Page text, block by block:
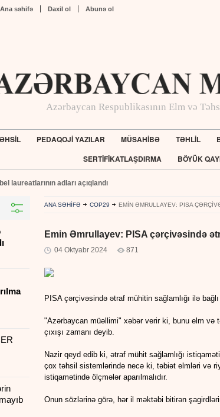
Ana səhifə Daxil ol Abunə ol
Azərbaycan Respublikasının Elm və
PEDAQOJİ YAZILAR MÜSAHİBƏ TƏHLİL
SERTİFİKATLAŞDIRMA
BÖYÜK
laureatlarının adları açıqlandı
ANA SƏHİFƏ COP29 EMIN ƏMRULLAYEV: PISA
Emin Əmrullayev: PISA çərçivəsində
04 Oktyabr 2024 871
PISA çərçivəsində ətraf mühitin sağlamlığı ilə bağlı
"Azərbaycan müəllimi" xəbər verir ki, bunu elm və
çıxışı zamanı deyib.
Nazir qeyd edib ki, ətraf mühit sağlamlığı
çox təhsil sistemlərində necə ki, təbiət elmləri və
istiqamətində ölçmələr aparılmalıdır.
Onun sözlərinə görə, hər il məktəbi bitirən